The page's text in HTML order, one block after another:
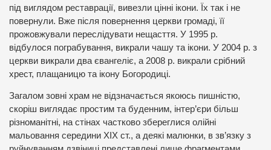
під виглядом реставрації, вивезли цінні ікони. Їх так і не
повернули. Вже після повернення церкви громаді, її
прожовжували переслідувати нещасття. У 1995 р.
відбулося пограбування, викрали чашу та ікони. У 2004 р. з
церкви викрали два євангеліє, а 2008 р. викрали срібний
хрест, плащаницю та ікону Богородиці.
Загалом зовні храм не відзначається якоюсь пишністю,
скоріш виглядає простим та буденним, інтер’єри більш
різноманітні, на стінах частково збереглися олійні
мальовання середини ХІХ ст., а деякі малюнки, в зв’язку з